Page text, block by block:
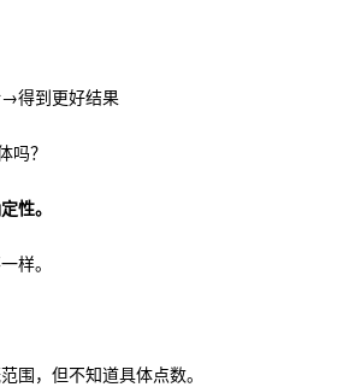
得到更好结果
吗？
性。
样。
围，但不知道具体点数。